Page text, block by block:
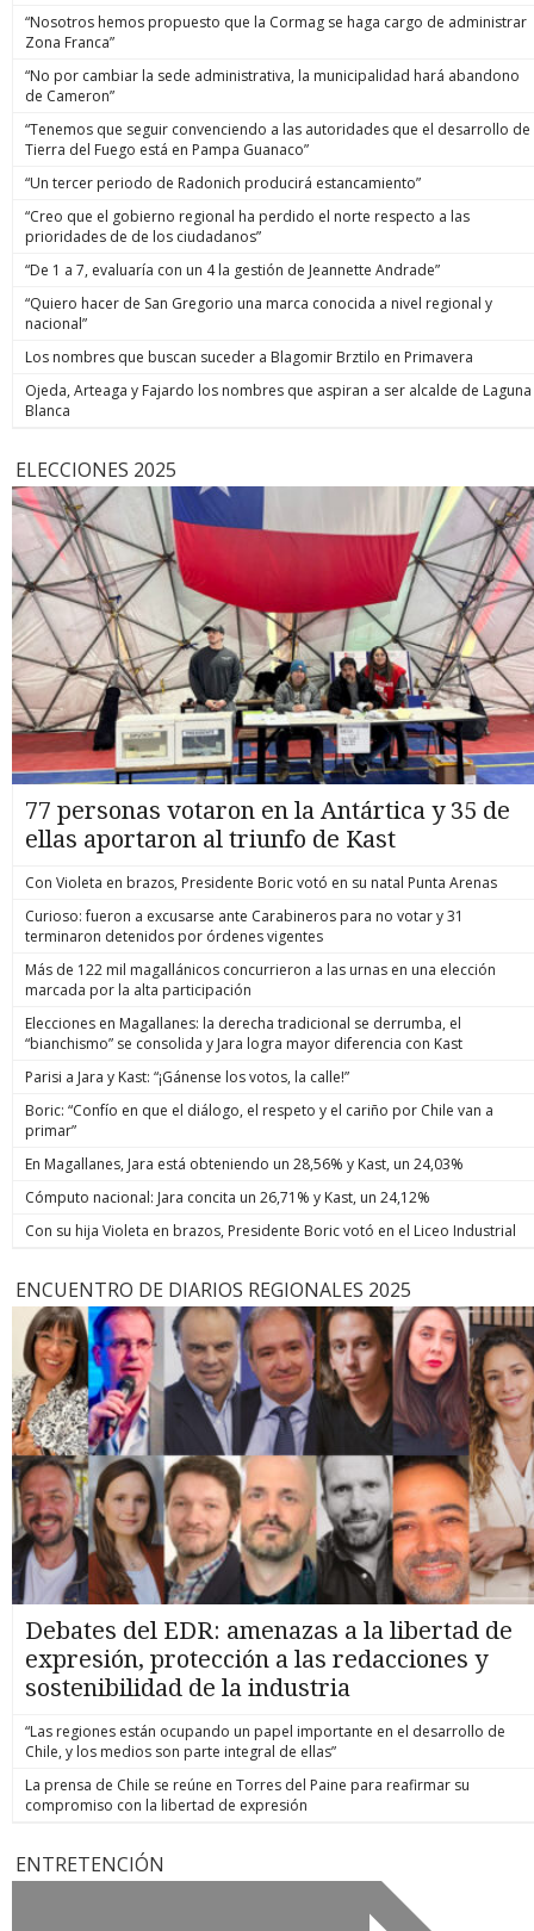
“Nosotros hemos propuesto que la Cormag se haga cargo de administrar
Zona Franca”
“No por cambiar la sede administrativa, la municipalidad hará abandono
de Cameron”
“Tenemos que seguir convenciendo a las autoridades que el desarrollo de
Tierra del Fuego está en Pampa Guanaco”
“Un tercer periodo de Radonich producirá estancamiento”
“Creo que el gobierno regional ha perdido el norte respecto a las
prioridades de de los ciudadanos”
“De 1 a 7, evaluaría con un 4 la gestión de Jeannette Andrade”
“Quiero hacer de San Gregorio una marca conocida a nivel regional y
nacional”
Los nombres que buscan suceder a Blagomir Brztilo en Primavera
Ojeda, Arteaga y Fajardo los nombres que aspiran a ser alcalde de Laguna
Blanca
ELECCIONES 2025
77 personas votaron en la Antártica y 35 de
ellas aportaron al triunfo de Kast
Con Violeta en brazos, Presidente Boric votó en su natal Punta Arenas
Curioso: fueron a excusarse ante Carabineros para no votar y 31
terminaron detenidos por órdenes vigentes
Más de 122 mil magallánicos concurrieron a las urnas en una elección
marcada por la alta participación
Elecciones en Magallanes: la derecha tradicional se derrumba, el
“bianchismo” se consolida y Jara logra mayor diferencia con Kast
Parisi a Jara y Kast: “¡Gánense los votos, la calle!”
Boric: “Confío en que el diálogo, el respeto y el cariño por Chile van a
primar”
En Magallanes, Jara está obteniendo un 28,56% y Kast, un 24,03%
Cómputo nacional: Jara concita un 26,71% y Kast, un 24,12%
Con su hija Violeta en brazos, Presidente Boric votó en el Liceo Industrial
ENCUENTRO DE DIARIOS REGIONALES 2025
Debates del EDR: amenazas a la libertad de
expresión, protección a las redacciones y
sostenibilidad de la industria
“Las regiones están ocupando un papel importante en el desarrollo de
Chile, y los medios son parte integral de ellas”
La prensa de Chile se reúne en Torres del Paine para reafirmar su
compromiso con la libertad de expresión
ENTRETENCIÓN